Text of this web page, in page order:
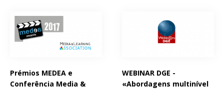
Prémios MEDEA e
Conferência Media &
WEBINAR DGE -
«Abordagens multinível